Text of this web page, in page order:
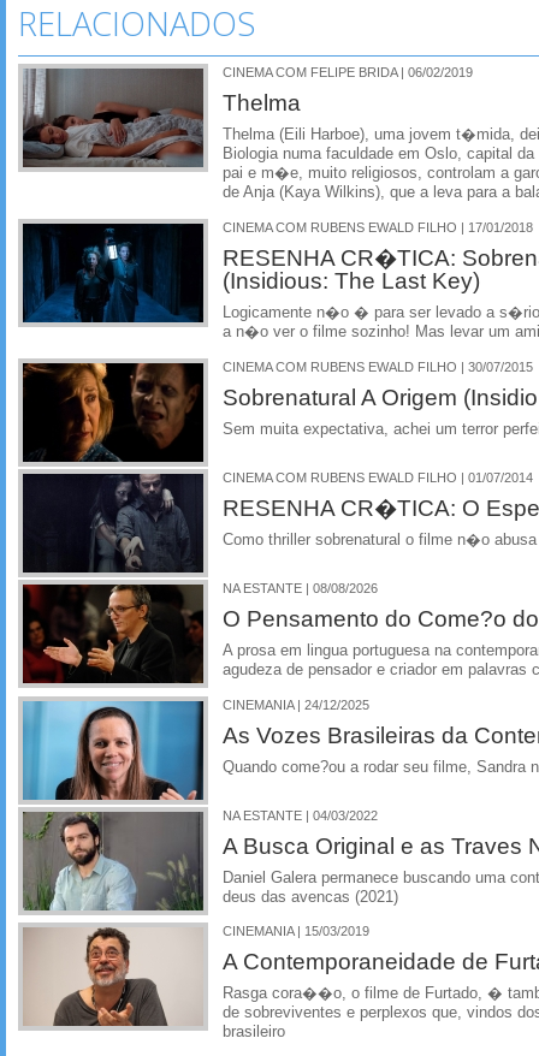
RELACIONADOS
CINEMA COM FELIPE BRIDA | 06/02/2019
Thelma
Thelma (Eili Harboe), uma jovem t�mida,
Biologia numa faculdade em Oslo, capital
pai e m�e, muito religiosos, controlam a
de Anja (Kaya Wilkins), que a leva para a
CINEMA COM RUBENS EWALD FILHO | 17/01/2018
RESENHA CR�TICA:
(Insidious: The Last Key)
Logicamente n�o � para ser levado a
a n�o ver o filme sozinho! Mas levar um
CINEMA COM RUBENS EWALD FILHO | 30/07/2015
Sobrenatural A Origem
Sem muita expectativa, achei um terror
CINEMA COM RUBENS EWALD FILHO | 01/07/2014
RESENHA CR�TICA: O
Como thriller sobrenatural o filme n�o
NA ESTANTE | 08/08/2026
O Pensamento do Come?o
A prosa em lingua portuguesa na
agudeza de pensador e criador em palavras
CINEMANIA | 24/12/2025
As Vozes Brasileiras da
Quando come?ou a rodar seu filme, Sandra
NA ESTANTE | 04/03/2022
A Busca Original e as Traves
Daniel Galera permanece buscando uma
deus das avencas (2021)
CINEMANIA | 15/03/2019
A Contemporaneidade de
Rasga cora��o, o filme de Furtado, �
de sobreviventes e perplexos que, vindos
brasileiro